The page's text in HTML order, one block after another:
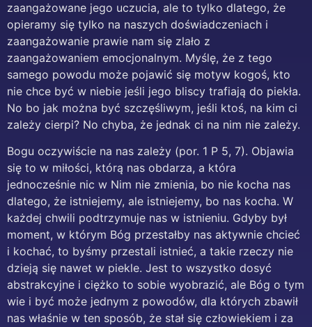
zaangażowane jego uczucia, ale to tylko dlatego, że
opieramy się tylko na naszych doświadczeniach i
zaangażowanie prawie nam się zlało z
zaangażowaniem emocjonalnym. Myślę, że z tego
samego powodu może pojawić się motyw kogoś, kto
nie chce być w niebie jeśli jego bliscy trafiają do piekła.
No bo jak można być szczęśliwym, jeśli ktoś, na kim ci
zależy cierpi? No chyba, że jednak ci na nim nie zależy.
Bogu oczywiście na nas zależy (por. 1 P 5, 7). Objawia
się to w miłości, którą nas obdarza, a która
jednocześnie nic w Nim nie zmienia, bo nie kocha nas
dlatego, że istniejemy, ale istniejemy, bo nas kocha. W
każdej chwili podtrzymuje nas w istnieniu. Gdyby był
moment, w którym Bóg przestałby nas aktywnie chcieć
i kochać, to byśmy przestali istnieć, a takie rzeczy nie
dzieją się nawet w piekle. Jest to wszystko dosyć
abstrakcyjne i ciężko to sobie wyobrazić, ale Bóg o tym
wie i być może jednym z powodów, dla których zbawił
nas właśnie w ten sposób, że stał się człowiekiem i za